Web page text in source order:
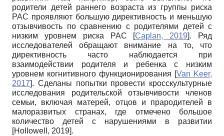
родители детей раннего возраста из группы риска
РАС проявляют большую директивность и меньшую
отзывчивость по сравнению с родителями детей с
низким уровнем риска РАС [Caplan, 2019]. Ряд
исследователей обращают внимание на то, что
директивность часто наблюдается при
взаимодействии родителя и ребенка с низким
уровнем когнитивного функционирования [Van Keer,
2017]. Сделаны попытки провести кросскультурные
исследования родительской отзывчивости членов
семьи, включая матерей, отцов и прародителей в
малоразвитых странах, где отмечено большое
количество детей с нарушениями в развитии
[Hollowell, 2019].